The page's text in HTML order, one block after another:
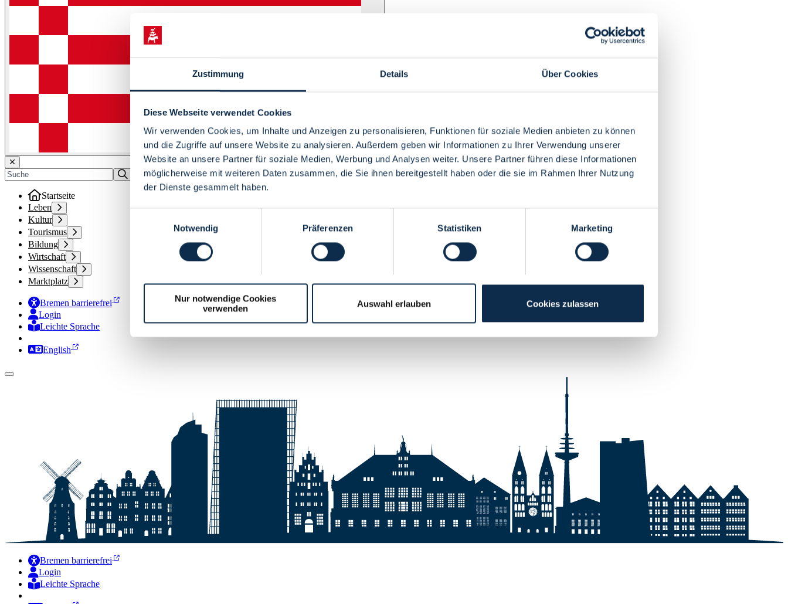
Zustimmung Details Über Cookies
Diese Webseite verwendet Cookies
Wir verwenden Cookies, um Inhalte und Anzeigen zu personalisieren, Funktionen für soziale Medien anbieten zu können
und die Zugriffe auf unsere Website zu analysieren. Außerdem geben wir Informationen zu Ihrer Verwendung unserer
Website an unsere Partner für soziale Medien, Werbung und Analysen weiter. Unsere Partner führen diese Informationen
möglicherweise mit weiteren Daten zusammen, die Sie ihnen bereitgestellt haben oder die sie im Rahmen Ihrer Nutzung
der Dienste gesammelt haben.
Notwendig
Präferenzen Statistiken Marketing
Nur notwendige Cookies
verwenden
Auswahl erlauben Cookies zulassen
Menü
Startseite
Leben
Kultur
Tourismus
Bildung
Wirtschaft
Wissenschaft
Marktplatz
Bremen barrierefrei
Login
Leichte Sprache
Zur Deutschen Gebärdensprache
English
Bremen barrierefrei
Login
Leichte Sprache